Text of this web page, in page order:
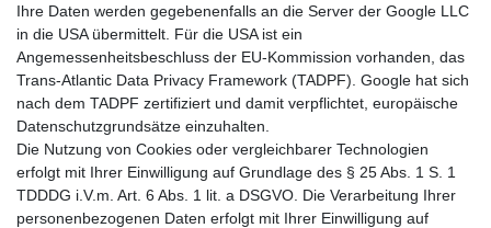
Ihre Daten werden gegebenenfalls an die Server der Google LLC
in die USA übermittelt. Für die USA ist ein
Angemessenheitsbeschluss der EU-Kommission vorhanden, das
Trans-Atlantic Data Privacy Framework (TADPF). Google hat sich
nach dem TADPF zertifiziert und damit verpflichtet, europäische
Datenschutzgrundsätze einzuhalten.
Die Nutzung von Cookies oder vergleichbarer Technologien
erfolgt mit Ihrer Einwilligung auf Grundlage des § 25 Abs. 1 S. 1
TDDDG i.V.m. Art. 6 Abs. 1 lit. a DSGVO. Die Verarbeitung Ihrer
personenbezogenen Daten erfolgt mit Ihrer Einwilligung auf